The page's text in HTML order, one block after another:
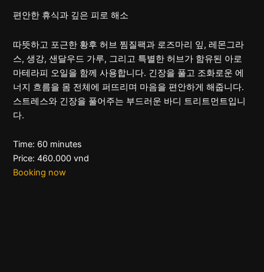
편안한 휴식과 깊은 피로 해소
따뜻하고 포근한 황후 허브 찜질팩과 로즈마리 잎, 레몬그라
스, 생강, 샌달우드 가루, 그리고 특별한 허브가 함유된 아로
마테라피 오일을 함께 사용합니다. 긴장을 풀고 조화로운 에
너지 흐름을 몸 전체에 퍼뜨리며 마음을 편안하게 해줍니다.
스트레스와 긴장을 풀어주는 부드러운 바디 트리트먼트입니
다.
Time: 60 minutes
Price: 460.000 vnd
Booking now